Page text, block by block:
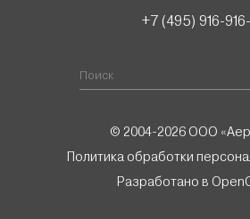
+7 (495) 916-
© 2004-2026 ООО
Политика обработки
Разработано в